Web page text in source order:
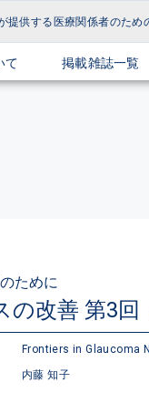
提供する医療関係者のため
て 掲載雑誌一覧
ために
の改善 第3
Frontiers in Glaucoma
内藤 知子